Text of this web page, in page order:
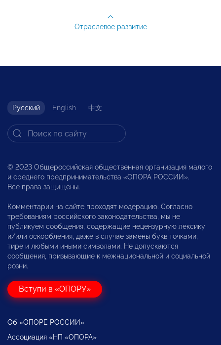
Отраслевое развитие
Русский English 中文
© 2023 Общероссийская общественная организация малого
и среднего предпринимательства «ОПОРА РОССИИ».
Все права защищены.
Комментарии на сайте проходят модерацию. Согласно
требованиям российского законодательства, мы не
публикуем сообщения, содержащие нецензурную лексику
и/или оскорбления, даже в случае замены букв точками,
тире и любыми иными символами. Не допускаются
сообщения, призывающие к межнациональной и социальной
розни.
Вступи в «ОПОРУ»
Об «ОПОРЕ РОССИИ»
Ассоциация «НП «ОПОРА»